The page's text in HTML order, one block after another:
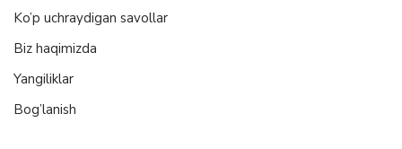
Ko’p uchraydigan savollar
Biz haqimizda
Yangiliklar
Bog’lanish